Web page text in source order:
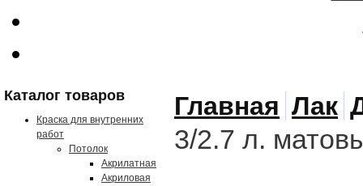
Каталог товаров
Краска для внутренних
работ
Потолок
Акрилатная
Акриловая
Главная Лак
3/2.7 л.